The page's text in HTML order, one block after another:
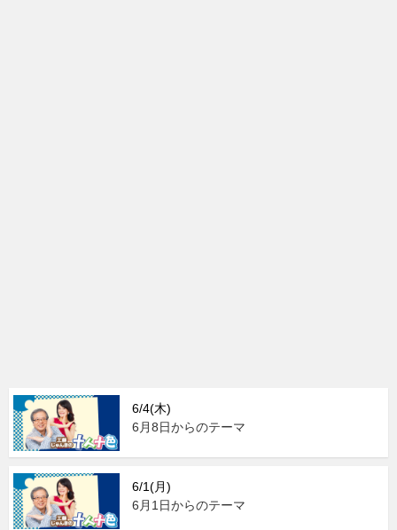
6/4(木)
6月8日からのテーマ
6/1(月)
6月1日からのテーマ